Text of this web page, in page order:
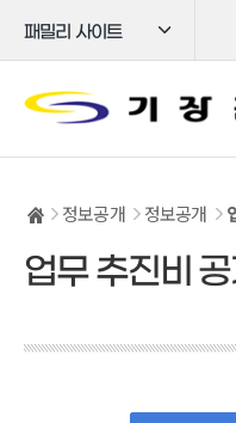
패밀리 사이트
정보공개 정보공개
업무 추진비 공